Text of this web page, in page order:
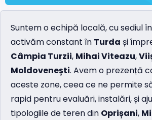
Suntem o echipă locală, cu sediul în
activăm constant în Turda și
Câmpia Turzii, Mihai Viteazu,
Moldovenești. Avem o prezență
aceste zone, ceea ce ne permite
rapid pentru evaluări, instalări, și
tipologiile de teren din Oprișani,